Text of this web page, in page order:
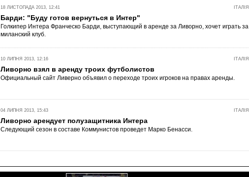
ІТАЛІЯ
18 ЛИСТОПАДА 2013, 12:41
Барди: "Буду готов вернуться в Интер"
Голкипер Интера Франческо Барди, выступающий в аренде за Ливорно, хочет играть за
миланский клуб.
ІТАЛІЯ
10 ЛИПНЯ 2013, 12:16
Ливорно взял в аренду троих футболистов
Официальный сайт Ливерно объявил о переходе троих игроков на правах аренды.
ІТАЛІЯ
04 ЛИПНЯ 2013, 15:43
Ливорно арендует полузащитника Интера
Следующий сезон в составе Коммунистов проведет Марко Бенасси.